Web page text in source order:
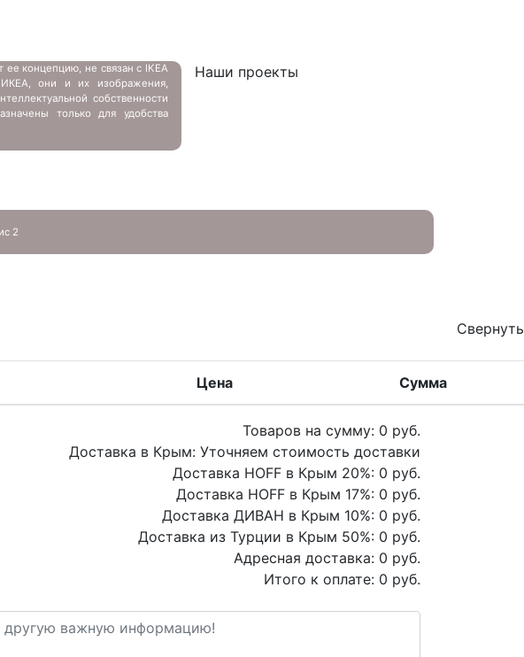
концепцию, не связан с IKEA
ИКЕА, они и их изображения,
собственности
только для удобства
Наши проекты
2
Свернуть
Цена Сумма
Товаров на сумму: 0 руб.
Доставка в Крым: Уточняем стоимость доставки
Доставка HOFF в Крым 20%: 0 руб.
Доставка HOFF в Крым 17%: 0 руб.
Доставка ДИВАН в Крым 10%: 0 руб.
Доставка из Турции в Крым 50%: 0 руб.
Адресная доставка: 0 руб.
Итого к оплате: 0 руб.